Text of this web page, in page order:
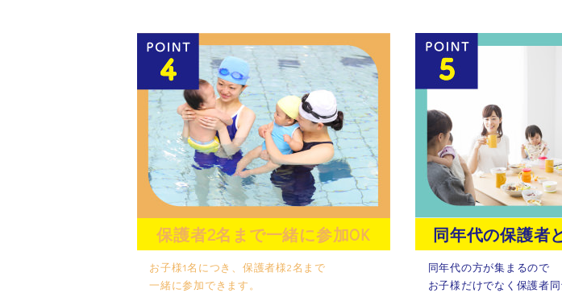
保護者2名まで一緒に参加OK
お子様1名につき、保護者様2名まで
一緒に参加できます。
同年代の保護者
同年代の方が集まるので
お子様だけでなく保護者